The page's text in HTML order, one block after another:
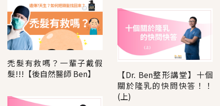
禿髮有救嗎？一輩子戴假
髮!!!【後自然醫師 Ben】
【Dr. Ben整形講堂】十個
關於隆乳的快問快答！！
(上)